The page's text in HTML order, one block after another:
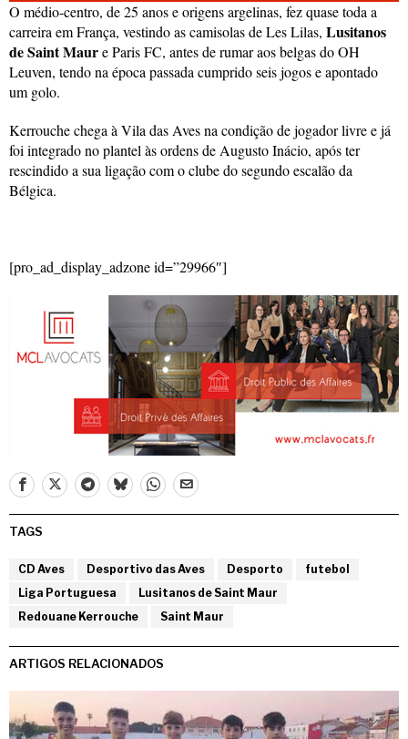
O médio-centro, de 25 anos e origens argelinas, fez quase toda a
carreira em França, vestindo as camisolas de Les Lilas, Lusitanos
de Saint Maure Paris FC, antes de rumar aos belgas do OH
Leuven, tendo na época passada cumprido seis jogos e apontado
um golo.
Kerrouche chega à Vila das Aves na condição de jogador livre e já
foi integrado no plantel às ordens de Augusto Inácio, após ter
rescindido a sua ligação com o clube do segundo escalão da
Bélgica.
[pro_ad_display_adzone id=”29966″]
TAGS
CD Aves Desportivo das Aves Desporto
futebol
Liga Portuguesa
Lusitanos de Saint Maur
Redouane Kerrouche
Saint Maur
ARTIGOS RELACIONADOS